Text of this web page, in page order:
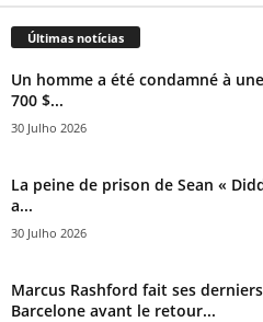
Últimas notícias
Un homme a été condamné à
700 $...
30 Julho 2026
La peine de prison de Sean «
a...
30 Julho 2026
Marcus Rashford fait ses
Barcelone avant le retour...